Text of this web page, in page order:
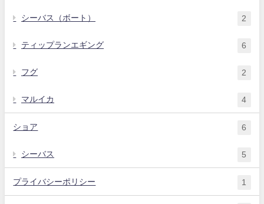
シーバス（ボート） 2
ティップランエギング 6
フグ 2
マルイカ 4
ショア 6
シーバス 5
プライバシーポリシー 1